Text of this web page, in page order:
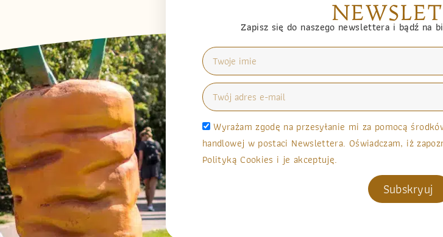
Zapisz się do naszego newslettera i bądź na
Wyrażam zgodę na przesyłanie mi za pomocą
handlowej w postaci Newslettera. Oświadczam, iż
Polityką Cookies i je akceptuję.
Subskryuj